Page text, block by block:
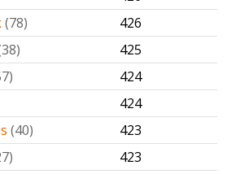
(78)
426
425
424
424
(40)
423
423